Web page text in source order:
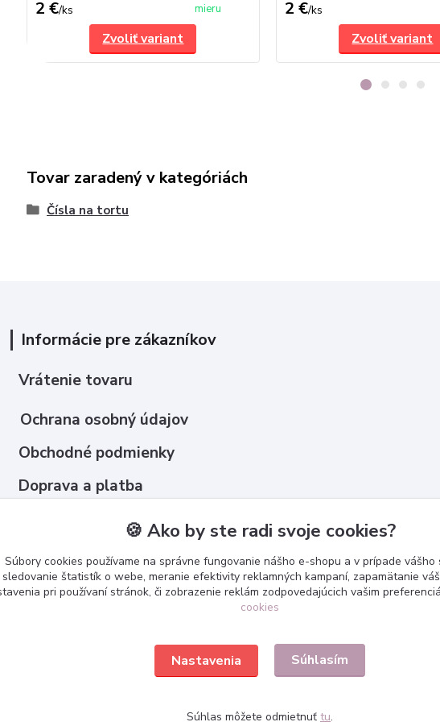
2 €/ks
mieru
Zvoliť variant
2 €/ks
Zvoliť variant
Tovar zaradený v kategóriách
Čísla na tortu
Informácie pre zákazníkov
Vrátenie tovaru
Ochrana osobný údajov
Obchodné podmienky
Doprava a platba
Ako nakupovať ?
Kontakt
🍪 Ako by ste radi svoje cookies?
Súbory cookies používame na správne fungovanie nášho e-shopu a v prípade vášho
sledovanie štatistík o webe, meranie efektivity reklamných kampaní, zapamätanie
pri používaní stránok, či zobrazenie reklám zodpovedajúcich vašim
cookies
Nastavenia Súhlasím
Súhlas môžete odmietnuť tu.